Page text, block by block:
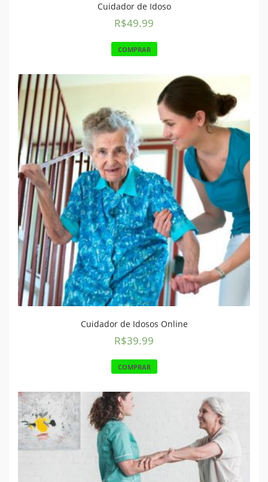
Cuidador de Idoso
R$49.99
COMPRAR
Cuidador de Idosos Online
R$39.99
COMPRAR